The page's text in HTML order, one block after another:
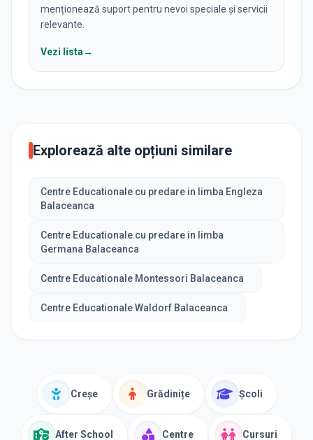
menționează suport pentru nevoi speciale și servicii
relevante.
Vezi lista→
Explorează alte opțiuni similare
Centre Educationale cu predare in limba Engleza
Balaceanca
Centre Educationale cu predare in limba
Germana Balaceanca
Centre Educationale Montessori Balaceanca
Centre Educationale Waldorf Balaceanca
Creșe Grădinițe Școli
After School Centre Cursuri